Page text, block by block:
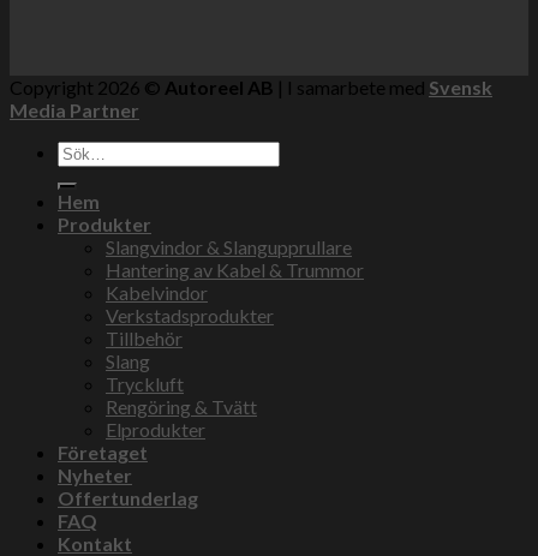
Copyright 2026 © Autoreel AB | I samarbete med Svensk
Media Partner
Sök
efter:
Hem
Produkter
Slangvindor & Slangupprullare
Hantering av Kabel & Trummor
Kabelvindor
Verkstadsprodukter
Tillbehör
Slang
Tryckluft
Rengöring & Tvätt
Elprodukter
Företaget
Nyheter
Offertunderlag
FAQ
Kontakt